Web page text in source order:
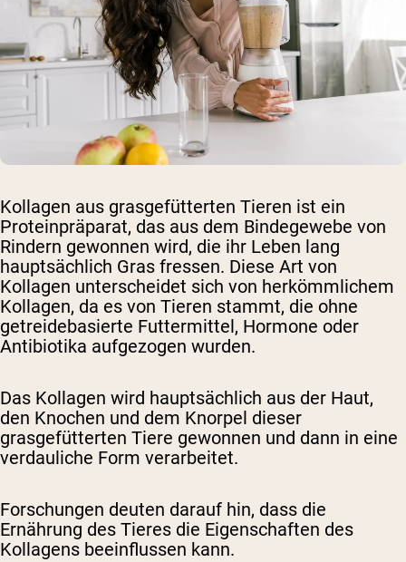
Kollagen aus grasgefütterten Tieren ist ein
Proteinpräparat, das aus dem Bindegewebe von
Rindern gewonnen wird, die ihr Leben lang
hauptsächlich Gras fressen. Diese Art von
Kollagen unterscheidet sich von herkömmlichem
Kollagen, da es von Tieren stammt, die ohne
getreidebasierte Futtermittel, Hormone oder
Antibiotika aufgezogen wurden.
Das Kollagen wird hauptsächlich aus der Haut,
den Knochen und dem Knorpel dieser
grasgefütterten Tiere gewonnen und dann in eine
verdauliche Form verarbeitet.
Forschungen deuten darauf hin, dass die
Ernährung des Tieres die Eigenschaften des
Kollagens beeinflussen kann.